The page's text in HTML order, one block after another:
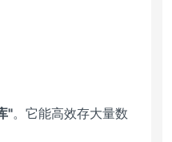
"。它能高效存大量数